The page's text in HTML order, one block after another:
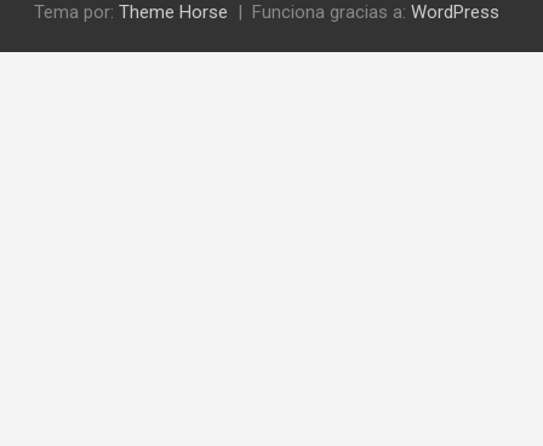
Tema por: Theme Horse Funciona gracias a: WordPress